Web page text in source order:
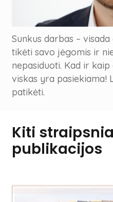
Sunkus darbas –
tikėti savo jėgomis ir
nepasiduoti. Kad ir
viskas yra pasiekiama!
patikėti.
Kiti
publikacijos